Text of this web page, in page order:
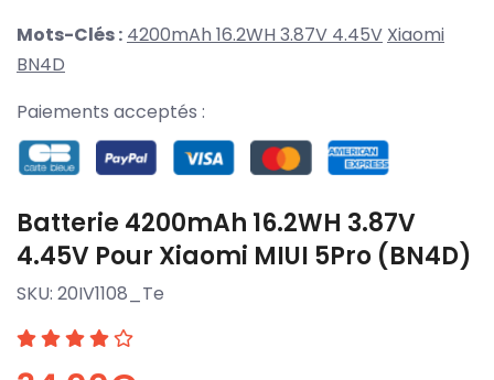
Mots-Clés : 4200mAh 16.2WH 3.87V 4.45V Xiaomi
BN4D
Paiements acceptés :
Batterie 4200mAh 16.2WH 3.87V
4.45V Pour Xiaomi MIUI 5Pro (BN4D)
SKU: 20IV1108_Te